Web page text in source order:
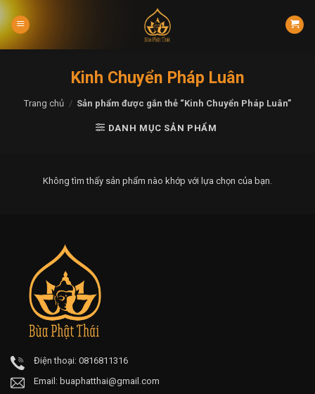
Skip
to
content
Kinh Chuyển Pháp Luân
Trang chủ / Sản phẩm được gắn thẻ “Kinh Chuyển Pháp Luân”
DANH MỤC SẢN PHẨM
Không tìm thấy sản phẩm nào khớp với lựa chọn của bạn.
Điện thoại: 0816811316
Email: buaphatthai@gmail.com